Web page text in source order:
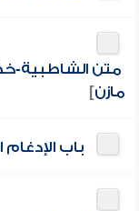
متن الشاطبية-
مازن]
باب الإدغام